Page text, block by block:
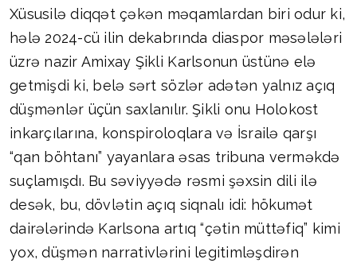
Xüsusilə diqqət çəkən məqamlardan biri odur ki,
hələ 2024-cü ilin dekabrında diaspor məsələləri
üzrə nazir Amixay Şikli Karlsonun üstünə elə
getmişdi ki, belə sərt sözlər adətən yalnız açıq
düşmənlər üçün saxlanılır. Şikli onu Holokost
inkarçılarına, konspiroloqlara və İsrailə qarşı
“qan böhtanı” yayanlara əsas tribuna verməkdə
suçlamışdı. Bu səviyyədə rəsmi şəxsin dili ilə
desək, bu, dövlətin açıq siqnalı idi: hökumət
dairələrində Karlsona artıq “çətin müttəfiq” kimi
yox, düşmən narrativlərini legitimləşdirən